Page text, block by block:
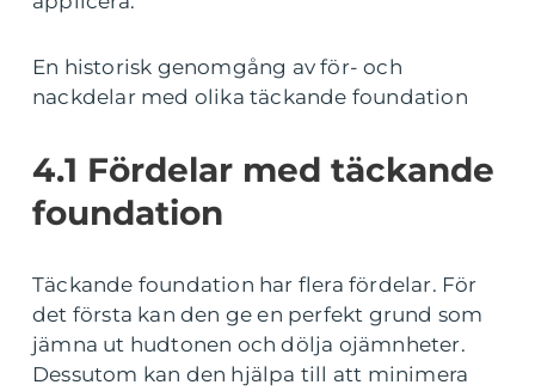
En historisk genomgång av för- och
nackdelar med olika täckande foundation
4.1 Fördelar med täckande
foundation
Täckande foundation har flera fördelar. För
det första kan den ge en perfekt grund som
jämna ut hudtonen och dölja ojämnheter.
Dessutom kan den hjälpa till att minimera